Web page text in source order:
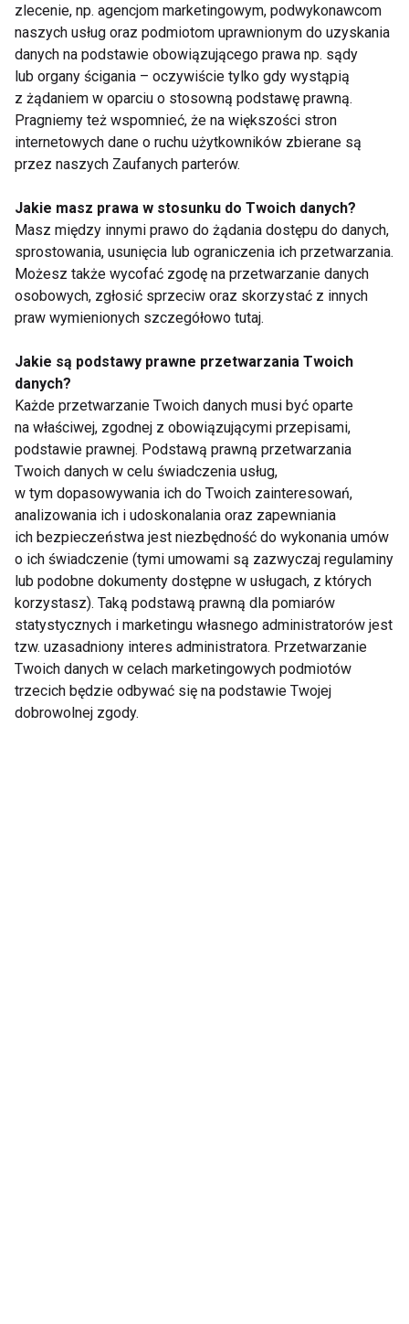
Dla zdrowia aktywnej seniorki
Stabilizacja przy nadmiernej
ruchomości stawów
Ćwiczenia na dobry początek
dnia
Fit przez wakacje
Fakty i mity na temat
reumatoidalnego zapalenia
stawów
Na przekór bolącym stawom
Podnoszenie ciężarów dobre
dla reumatyków?
zlecenie, np. agencjom marketingowym, podwykonawcom
naszych usług oraz podmiotom uprawnionym do uzyskania
danych na podstawie obowiązującego prawa np. sądy
lub organy ścigania – oczywiście tylko gdy wystąpią
z żądaniem w oparciu o stosowną podstawę prawną.
Pragniemy też wspomnieć, że na większości stron
internetowych dane o ruchu użytkowników zbierane są
przez naszych Zaufanych parterów.
Jakie masz prawa w stosunku do Twoich danych?
Masz między innymi prawo do żądania dostępu do danych,
sprostowania, usunięcia lub ograniczenia ich przetwarzania.
Możesz także wycofać zgodę na przetwarzanie danych
osobowych, zgłosić sprzeciw oraz skorzystać z innych
praw wymienionych szczegółowo tutaj.
Jakie są podstawy prawne przetwarzania Twoich
danych?
Każde przetwarzanie Twoich danych musi być oparte
na właściwej, zgodnej z obowiązującymi przepisami,
podstawie prawnej. Podstawą prawną przetwarzania
Twoich danych w celu świadczenia usług,
w tym dopasowywania ich do Twoich zainteresowań,
analizowania ich i udoskonalania oraz zapewniania
ich bezpieczeństwa jest niezbędność do wykonania umów
o ich świadczenie (tymi umowami są zazwyczaj regulaminy
lub podobne dokumenty dostępne w usługach, z których
korzystasz). Taką podstawą prawną dla pomiarów
statystycznych i marketingu własnego administratorów jest
tzw. uzasadniony interes administratora. Przetwarzanie
Twoich danych w celach marketingowych podmiotów
trzecich będzie odbywać się na podstawie Twojej
dobrowolnej zgody.